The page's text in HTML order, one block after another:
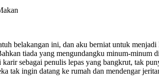
belakangan ini, dan aku berniat untuk
tiada yang mengundangku minum-minum
sebagai penulis lepas yang bangkrut, tak
tak ingin datang ke rumah dan mendengar